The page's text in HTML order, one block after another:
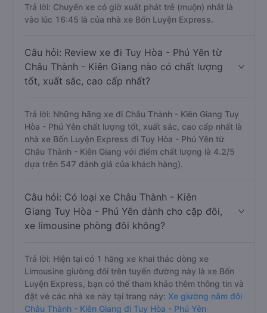
Trả lời: Chuyến xe có giờ xuất phát trễ (muộn) nhất là
vào lúc 16:45 là của nhà xe Bốn Luyện Express.
Câu hỏi: Review xe đi Tuy Hòa - Phú Yên từ
Châu Thành - Kiên Giang nào có chất lượng
tốt, xuất sắc, cao cấp nhất?
Trả lời: Những hãng xe đi Châu Thành - Kiên Giang Tuy
Hòa - Phú Yên chất lượng tốt, xuất sắc, cao cấp nhất là
nhà xe Bốn Luyện Express đi Tuy Hòa - Phú Yên từ
Châu Thành - Kiên Giang với điểm chất lượng là 4.2/5
dựa trên 547 đánh giá của khách hàng).
Câu hỏi: Có loại xe Châu Thành - Kiên
Giang Tuy Hòa - Phú Yên dành cho cặp đôi,
xe limousine phòng đôi không?
Trả lời: Hiện tại có 1 hãng xe khai thác dòng xe
Limousine giường đôi trên tuyến đường này là xe Bốn
Luyện Express, bạn có thể tham khảo thêm thông tin và
đặt vé các nhà xe này tại trang này: Xe giường nằm đôi
Châu Thành - Kiên Giang đi Tuy Hòa - Phú Yên